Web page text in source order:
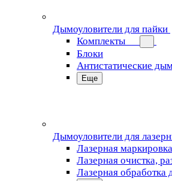
Дымоуловители для пайки
Комплекты
Блоки
Антистатические
Еще
Дымоуловители для
Лазерная
Лазерная очистка,
Лазерная обработка